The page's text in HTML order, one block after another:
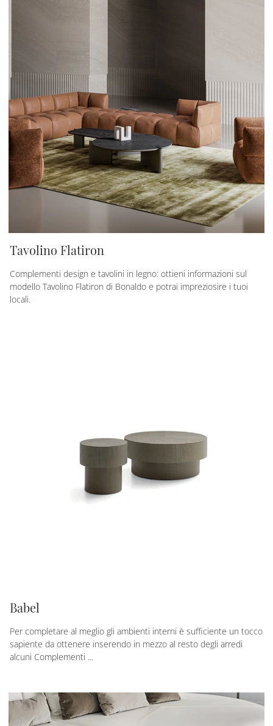
Tavolino Flatiron
Complementi design e tavolini in legno: ottieni informazioni sul
modello Tavolino Flatiron di Bonaldo e potrai impreziosire i tuoi
locali.
Babel
Per completare al meglio gli ambienti interni è sufficiente un tocco
sapiente da ottenere inserendo in mezzo al resto degli arredi
alcuni Complementi ...